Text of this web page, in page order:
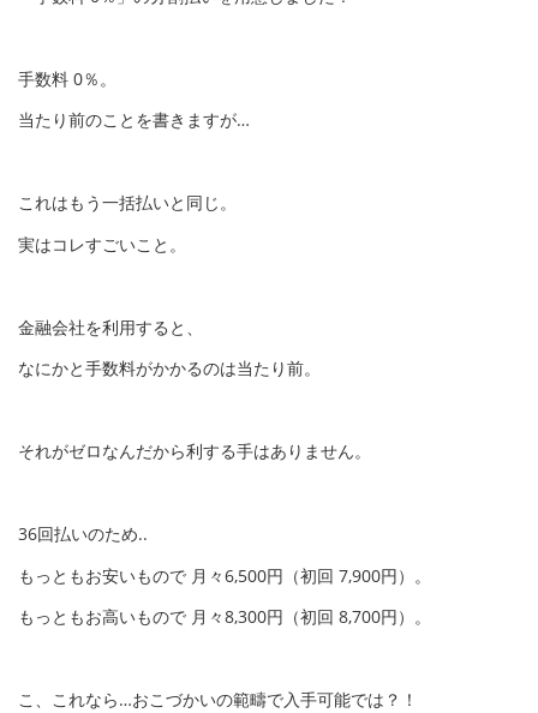
手数料 0％。
当たり前のことを書きますが…
これはもう一括払いと同じ。
実はコレすごいこと。
金融会社を利用すると、
なにかと手数料がかかるのは当たり前。
それがゼロなんだから利する手はありません。
36回払いのため..
もっともお安いもので 月々6,500円（初回 7,900円）。
もっともお高いもので 月々8,300円（初回 8,700円）。
こ、これなら…おこづかいの範疇で入手可能では？！